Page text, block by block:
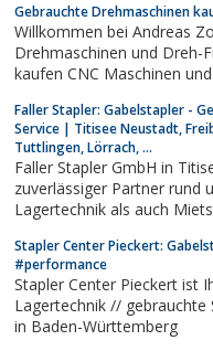
Gebrauchte Drehmaschinen
Willkommen bei Andreas
Drehmaschinen und Dreh-
kaufen CNC Maschinen
Faller Stapler: Gabelstapler -
Service | Titisee Neustadt,
Tuttlingen, Lörrach, ...
Faller Stapler GmbH in
zuverlässiger Partner rund
Lagertechnik als auch
Rheinfelden. Vertragshändler
Teleskopstapler,...
Stapler Center Pieckert:
#performance
Stapler Center Pieckert ist
Lagertechnik //
in Baden-Württemberg